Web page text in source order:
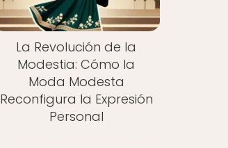
La Revolución de la
Modestia: Cómo la
Moda Modesta
Reconfigura la Expresión
Personal